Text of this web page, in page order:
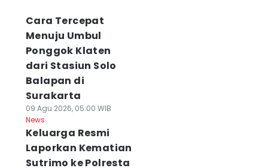
Cara Tercepat
Menuju Umbul
Ponggok Klaten
dari Stasiun Solo
Balapan di
Surakarta
09 Agu 2026, 05:00 WIB
News
Keluarga Resmi
Laporkan Kematian
Sutrimo ke Polresta